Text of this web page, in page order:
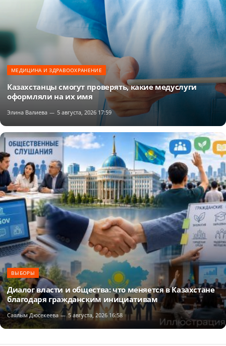
МЕДИЦИНА И ЗДРАВООХРАНЕНИЕ
Казахстанцы смогут проверять, какие медуслуги
оформляли на их имя
Элина Валиева 5 августа, 2026 17:59
ВЫБОРЫ
Диалог власти и общества: что меняется в Казахстане
благодаря гражданским инициативам
Саялым Дюсекеева 5 августа, 2026 16:58